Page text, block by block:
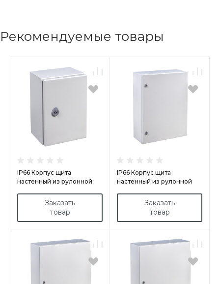
Рекомендуемые товары
IP66 Корпус щита
настенный из рулонной
Заказать
товар
IP66 Корпус щита
настенный из рулонной
Заказать
товар